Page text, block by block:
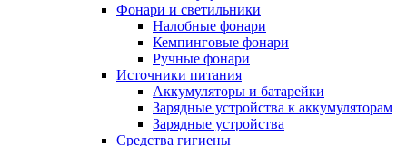
Фонари и светильники
Налобные фонари
Кемпинговые фонари
Ручные фонари
Источники питания
Аккумуляторы и батарейки
Зарядные устройства к аккумуляторам
Зарядные устройства
Средства гигиены